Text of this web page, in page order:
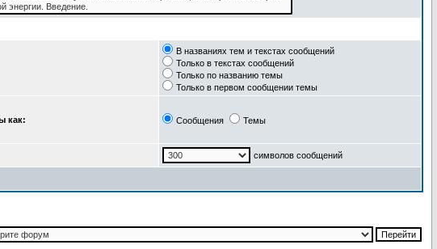
В названиях тем и текстах сообщений
Только в текстах сообщений
Только по названию темы
Только в первом сообщении темы
как: Сообщения Темы
символов сообщений